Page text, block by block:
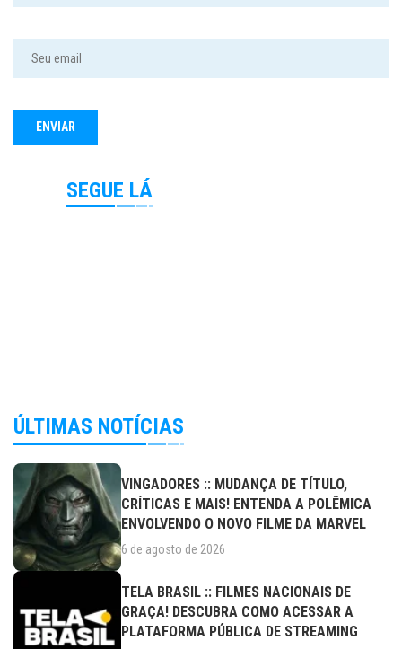
SEGUE LÁ
ÚLTIMAS NOTÍCIAS
VINGADORES :: MUDANÇA DE TÍTULO,
CRÍTICAS E MAIS! ENTENDA A POLÊMICA
ENVOLVENDO O NOVO FILME DA MARVEL
6 de agosto de 2026
TELA BRASIL :: FILMES NACIONAIS DE
GRAÇA! DESCUBRA COMO ACESSAR A
PLATAFORMA PÚBLICA DE STREAMING